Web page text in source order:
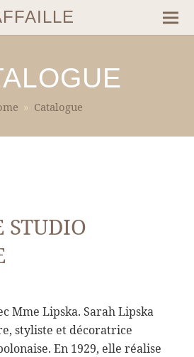
» Catalogue
STUDIO
Mme Lipska. Sarah Lipska
styliste et décoratrice
En 1929, elle réalise